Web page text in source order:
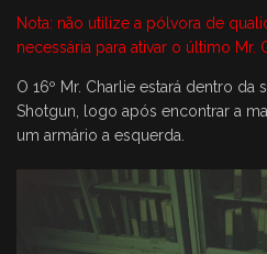
Nota: não utilize a pólvora de
necessária para ativar o último Mr.
O 16º Mr. Charlie estará dentro da
Shotgun, logo após encontrar a
um armário a esquerda.